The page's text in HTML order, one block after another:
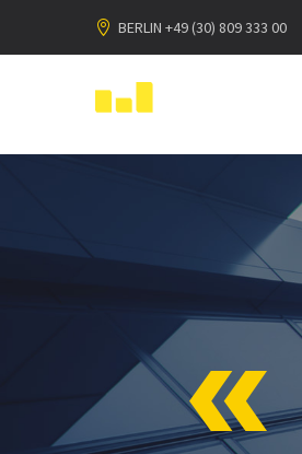
BERLIN +49 (30) 809 333 00